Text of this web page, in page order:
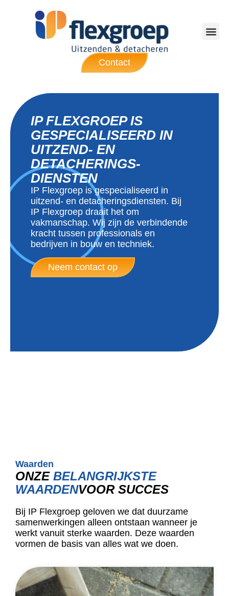
Contact
IP FLEXGROEP IS
GESPECIALISEERD IN
UITZEND- EN
DETACHERINGS­
DIENSTEN
IP Flexgroep is gespecialiseerd in
uitzend- en detacheringsdiensten. Bij
IP Flexgroep draait het om
vakmanschap. Wij zijn de verbindende
kracht tussen professionals en
bedrijven in bouw en techniek.
Neem contact op
Waarden
ONZE BELANGRIJKSTE
WAARDENVOOR SUCCES
Bij IP Flexgroep geloven we dat duurzame
samenwerkingen alleen ontstaan wanneer je
werkt vanuit sterke waarden. Deze waarden
vormen de basis van alles wat we doen.